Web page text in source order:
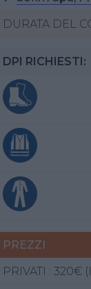
DURATA DEL
DPI RICHIESTI:
PREZZI
PRIVATI : 320€